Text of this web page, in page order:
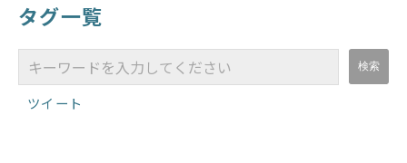
タグ一覧
ツイート